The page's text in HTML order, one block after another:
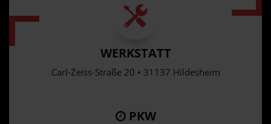
WERKSTATT
Carl-Zeiss-Straße 20 • 31137 Hildesheim
PKW